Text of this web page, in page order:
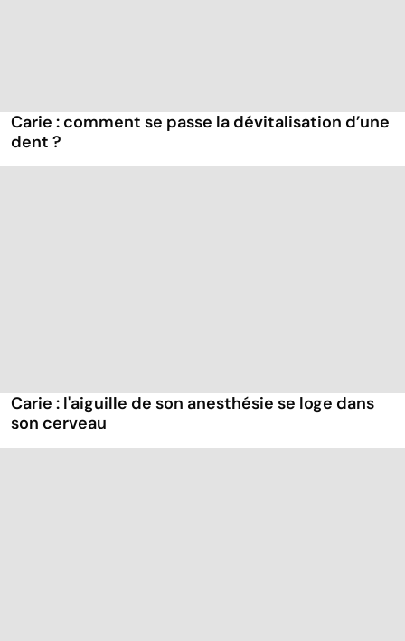
Carie : comment se passe la dévitalisation d’une
dent ?
Carie : l'aiguille de son anesthésie se loge dans
son cerveau